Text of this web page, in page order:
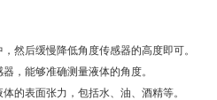
后缓慢降低角度传感器的高度即可。
能够准确测量液体的角度。
表面张力，包括水、油、酒精等。